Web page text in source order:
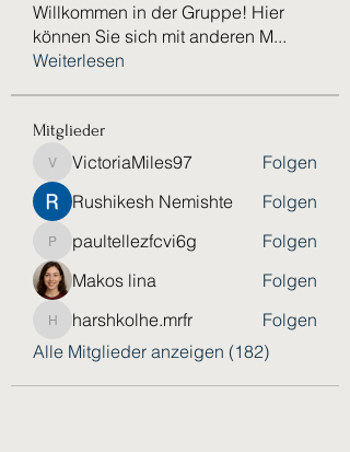
Willkommen in der Gruppe! Hier
können Sie sich mit anderen M...
Weiterlesen
Mitglieder
VictoriaMiles97
VictoriaMiles97
Folgen
Rushikesh Nemishte
Folgen
paultellezfcvi6g
paultellezfcvi6g
Folgen
Makos lina
Folgen
harshkolhe.mrfr
harshkolhe.mrfr
Folgen
Alle Mitglieder anzeigen (182)